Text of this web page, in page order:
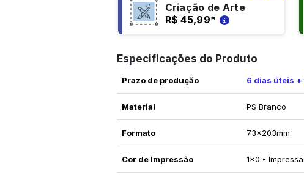
Criação de Arte
R$ 45,99*
Especificações do Produto
Prazo de produção 6 dias úteis
Material PS Branco
Formato 73x203mm
Cor de Impressão 1x0 -